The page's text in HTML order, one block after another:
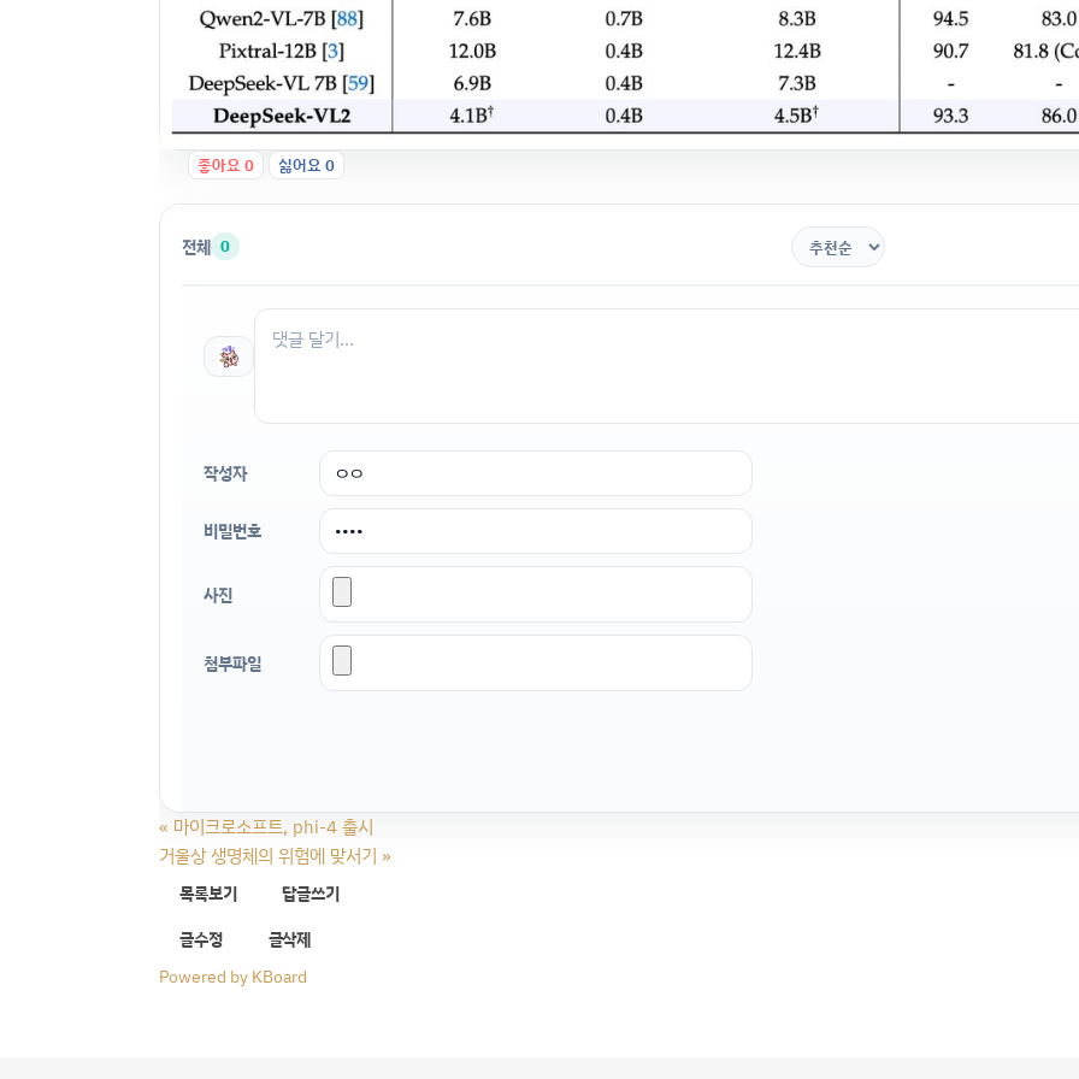
좋아요0 싫어요0
전체 0
작성자
비밀번호
사진
첨부파일
« 마이크로소프트, phi-4 출시
거울상 생명체의 위험에 맞서기 »
목록보기
답글쓰기
글수정
글삭제
Powered by KBoard